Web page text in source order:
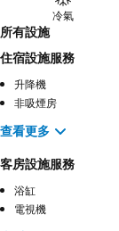
冷氣
所有設施
住宿設施服務
升降機
非吸煙房
查看更多
客房設施服務
浴缸
電視機